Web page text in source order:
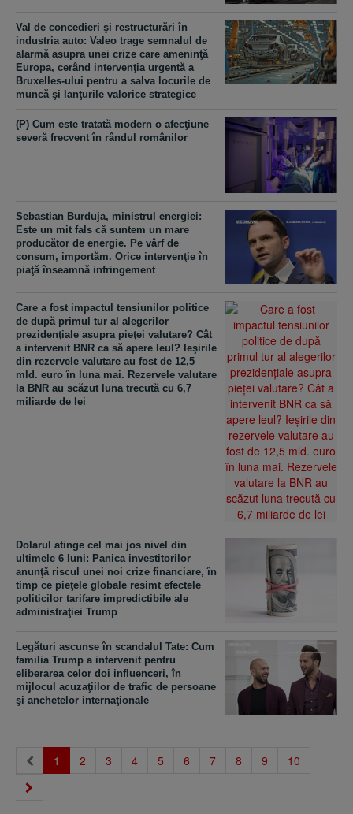
Val de concedieri şi restructurări în
industria auto: Valeo trage semnalul de
alarmă asupra unei crize care ameninţă
Europa, cerând intervenţia urgentă a
Bruxelles-ului pentru a salva locurile de
muncă şi lanţurile valorice strategice
(P) Cum este tratată modern o afecţiune
severă frecvent în rândul românilor
Sebastian Burduja, ministrul energiei:
Este un mit fals că suntem un mare
producător de energie. Pe vârf de
consum, importăm. Orice intervenţie în
piaţă înseamnă infringement
Care a fost impactul tensiunilor politice
de după primul tur al alegerilor
prezidenţiale asupra pieţei valutare? Cât
a intervenit BNR ca să apere leul? Ieşirile
din rezervele valutare au fost de 12,5
mld. euro în luna mai. Rezervele valutare
la BNR au scăzut luna trecută cu 6,7
miliarde de lei
Dolarul atinge cel mai jos nivel din
ultimele 6 luni: Panica investitorilor
anunţă riscul unei noi crize financiare, în
timp ce pieţele globale resimt efectele
politicilor tarifare impredictibile ale
administraţiei Trump
Legături ascunse în scandalul Tate: Cum
familia Trump a intervenit pentru
eliberarea celor doi influenceri, în
mijlocul acuzaţiilor de trafic de persoane
şi anchetelor internaţionale
1 (current)
2 3 4 5 6 7 8 9 10